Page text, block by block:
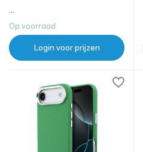
...
Op voorraad
Login voor prijzen